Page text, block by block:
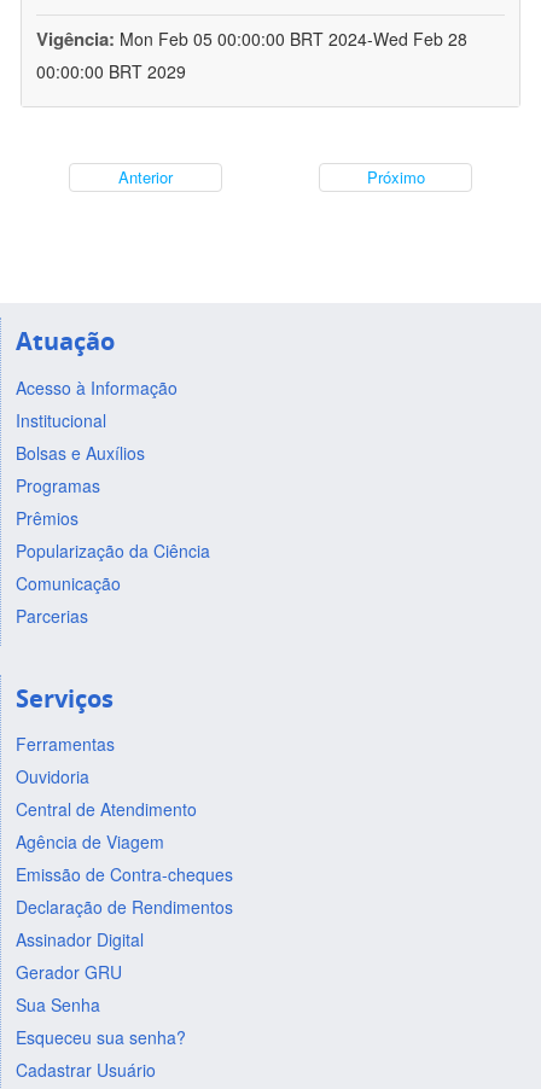
Vigência: Mon Feb 05 00:00:00 BRT 2024-Wed Feb 28
00:00:00 BRT 2029
Anterior Próximo
Atuação
Acesso à Informação
Institucional
Bolsas e Auxílios
Programas
Prêmios
Popularização da Ciência
Comunicação
Parcerias
Serviços
Ferramentas
Ouvidoria
Central de Atendimento
Agência de Viagem
Emissão de Contra-cheques
Declaração de Rendimentos
Assinador Digital
Gerador GRU
Sua Senha
Esqueceu sua senha?
Cadastrar Usuário